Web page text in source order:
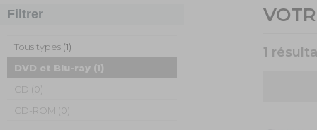
Filtrer
Tous types (1)
DVD et Blu-ray (1)
CD (0)
CD-ROM (0)
1